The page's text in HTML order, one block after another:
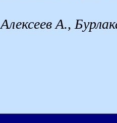
Алексеев А.,